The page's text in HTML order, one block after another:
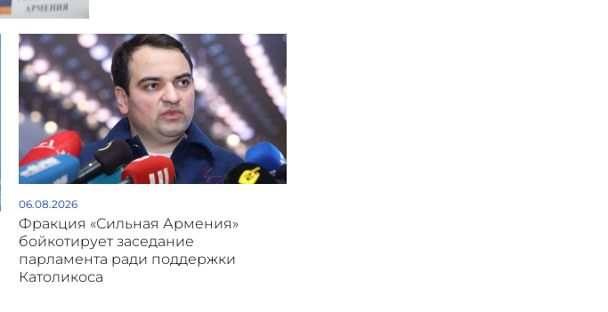
06.08.2026
Фракция «Сильная Армения»
бойкотирует заседание
парламента ради поддержки
Католикоса